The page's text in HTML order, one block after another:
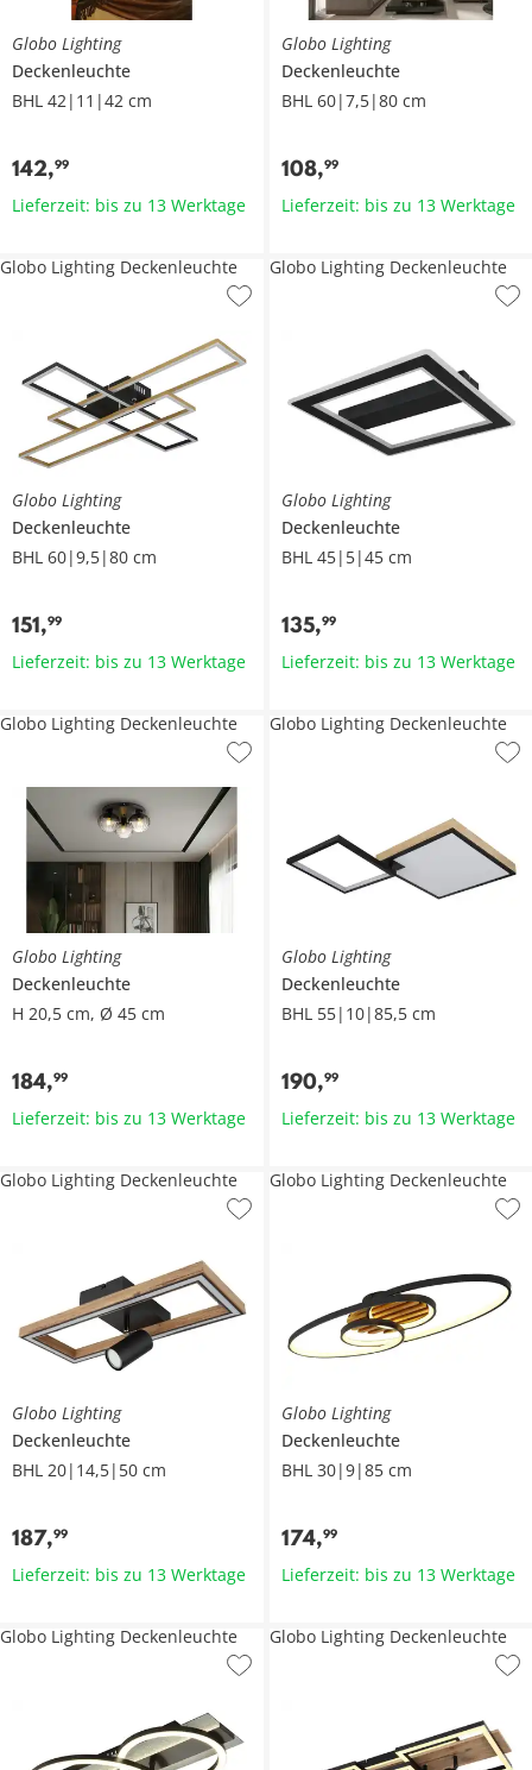
Globo Lighting
Deckenleuchte
BHL 42|11|42 cm
142,99
Lieferzeit: bis zu 13 Werktage
Globo Lighting
Deckenleuchte
BHL 60|7,5|80 cm
108,99
Lieferzeit: bis zu 13 Werktage
Globo Lighting
Deckenleuchte
BHL 60|9,5|80 cm
151,99
Globo Lighting Deckenleuchte
Lieferzeit: bis zu 13 Werktage
Globo Lighting
Deckenleuchte
BHL 45|5|45 cm
135,99
Globo Lighting Deckenleuchte
Lieferzeit: bis zu 13 Werktage
Globo Lighting
Deckenleuchte
H 20,5 cm, Ø 45 cm
184,99
Globo Lighting Deckenleuchte
Lieferzeit: bis zu 13 Werktage
Globo Lighting
Deckenleuchte
BHL 55|10|85,5 cm
190,99
Globo Lighting Deckenleuchte
Lieferzeit: bis zu 13 Werktage
Globo Lighting
Deckenleuchte
BHL 20|14,5|50 cm
187,99
Globo Lighting Deckenleuchte
Lieferzeit: bis zu 13 Werktage
Globo Lighting
Deckenleuchte
BHL 30|9|85 cm
174,99
Globo Lighting Deckenleuchte
Lieferzeit: bis zu 13 Werktage
Globo Lighting Deckenleuchte Globo Lighting Deckenleuchte